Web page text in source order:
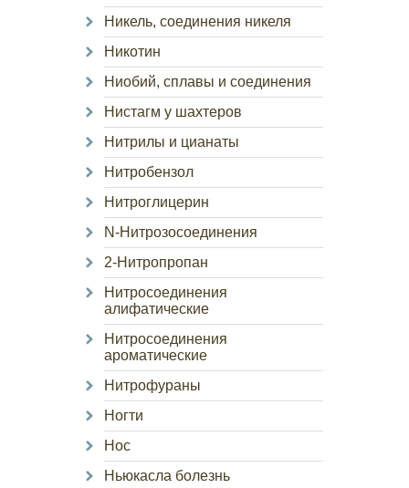
Никель, соединения никеля
Никотин
Ниобий, сплавы и соединения
Нистагм у шахтеров
Нитрилы и цианаты
Нитробензол
Нитроглицерин
N-Нитрозосоединения
2-Нитропропан
Нитросоединения
алифатические
Нитросоединения
ароматические
Нитрофураны
Ногти
Нос
Ньюкасла болезнь